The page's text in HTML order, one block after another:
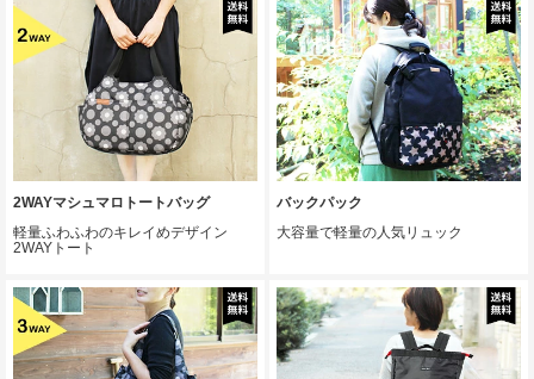
2WAYマシュマロトートバッグ
軽量ふわふわのキレイめデザイン
2WAYトート
バックパック
大容量で軽量の人気リュック